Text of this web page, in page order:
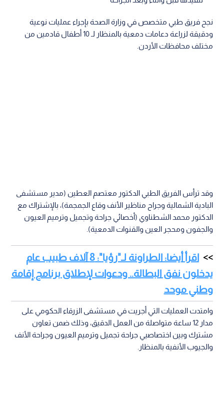
نجح فريق طبي متخصص في وزارة الصحة بإجراء عمليات نوعية
ودقيقة لزراعة دعامات دمعية بالمنظار لـ 10 أطفال قادمين من
مختلف محافظات الأردن.
وقد ترأس الفريق الطبي الدكتور معتصم العطين (مدير مستشفى
البادية الشمالية وجراح مناظير الأنف وقاع الجمجمة)، بالإشتراك مع
الدكتور محمد الشطناوي (أخصائي جراحة وتجميل وترميم العيون
والجفون ومحجر العين والقنوات الدمعية).
اقرأ أيضا: الطراونة لـ"رؤيا": 8 آلاف طبيب عام
يدخلون نفق البطالة.. ودعوات لإطلاق برنامج إقامة
وطني موحد
وامتدت العمليات التي أجريت في مستشفى الزرقاء الحكومي على
مدار 12 ساعة متواصلة من العمل الدقيق، وذلك ضمن تعاون
مشترك وبين اختصاصيي جراحة تجميل وترميم العيون وجراحة الأنف
والجيوب الأنفية بالمنظار.